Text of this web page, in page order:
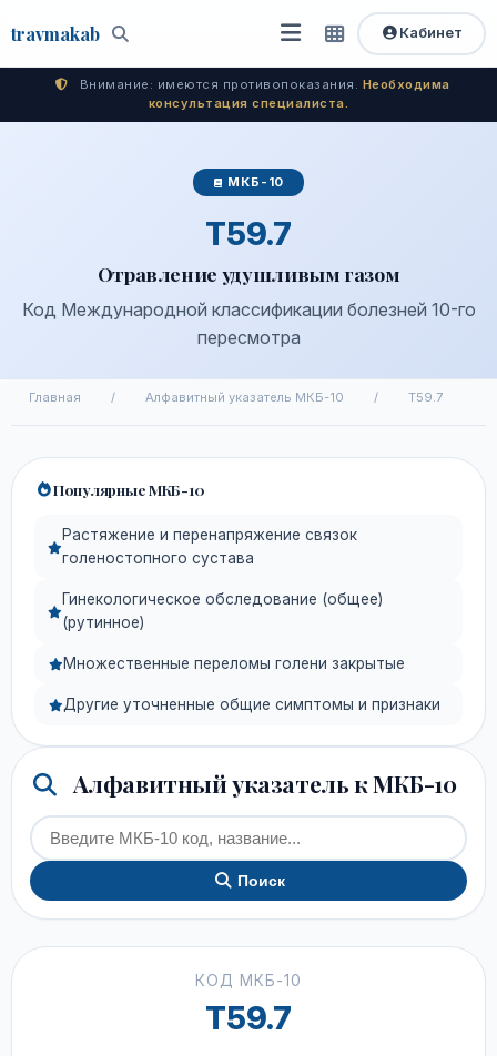
travmakab Поиск
Открыть
меню
Быстрый
доступ
Кабинет
Внимание: имеются противопоказания. Необходима
консультация специалиста.
МКБ-10
T59.7
Отравление удушливым газом
Код Международной классификации болезней 10-го
пересмотра
Главная / Алфавитный указатель МКБ-10 / T59.7
Популярные МКБ-10
Растяжение и перенапряжение связок
голеностопного сустава
Гинекологическое обследование (общее)
(рутинное)
Множественные переломы голени закрытые
Другие уточненные общие симптомы и признаки
Алфавитный указатель к МКБ-10
Поиск
КОД МКБ-10
T59.7